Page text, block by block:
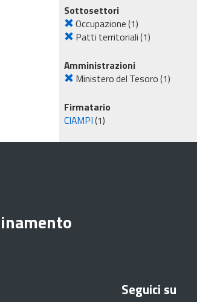
Sottosettori
Occupazione(1)
Patti territoriali(1)
Amministrazioni
Ministero del Tesoro(1)
Firmatario
CIAMPI(1)
Seguici su